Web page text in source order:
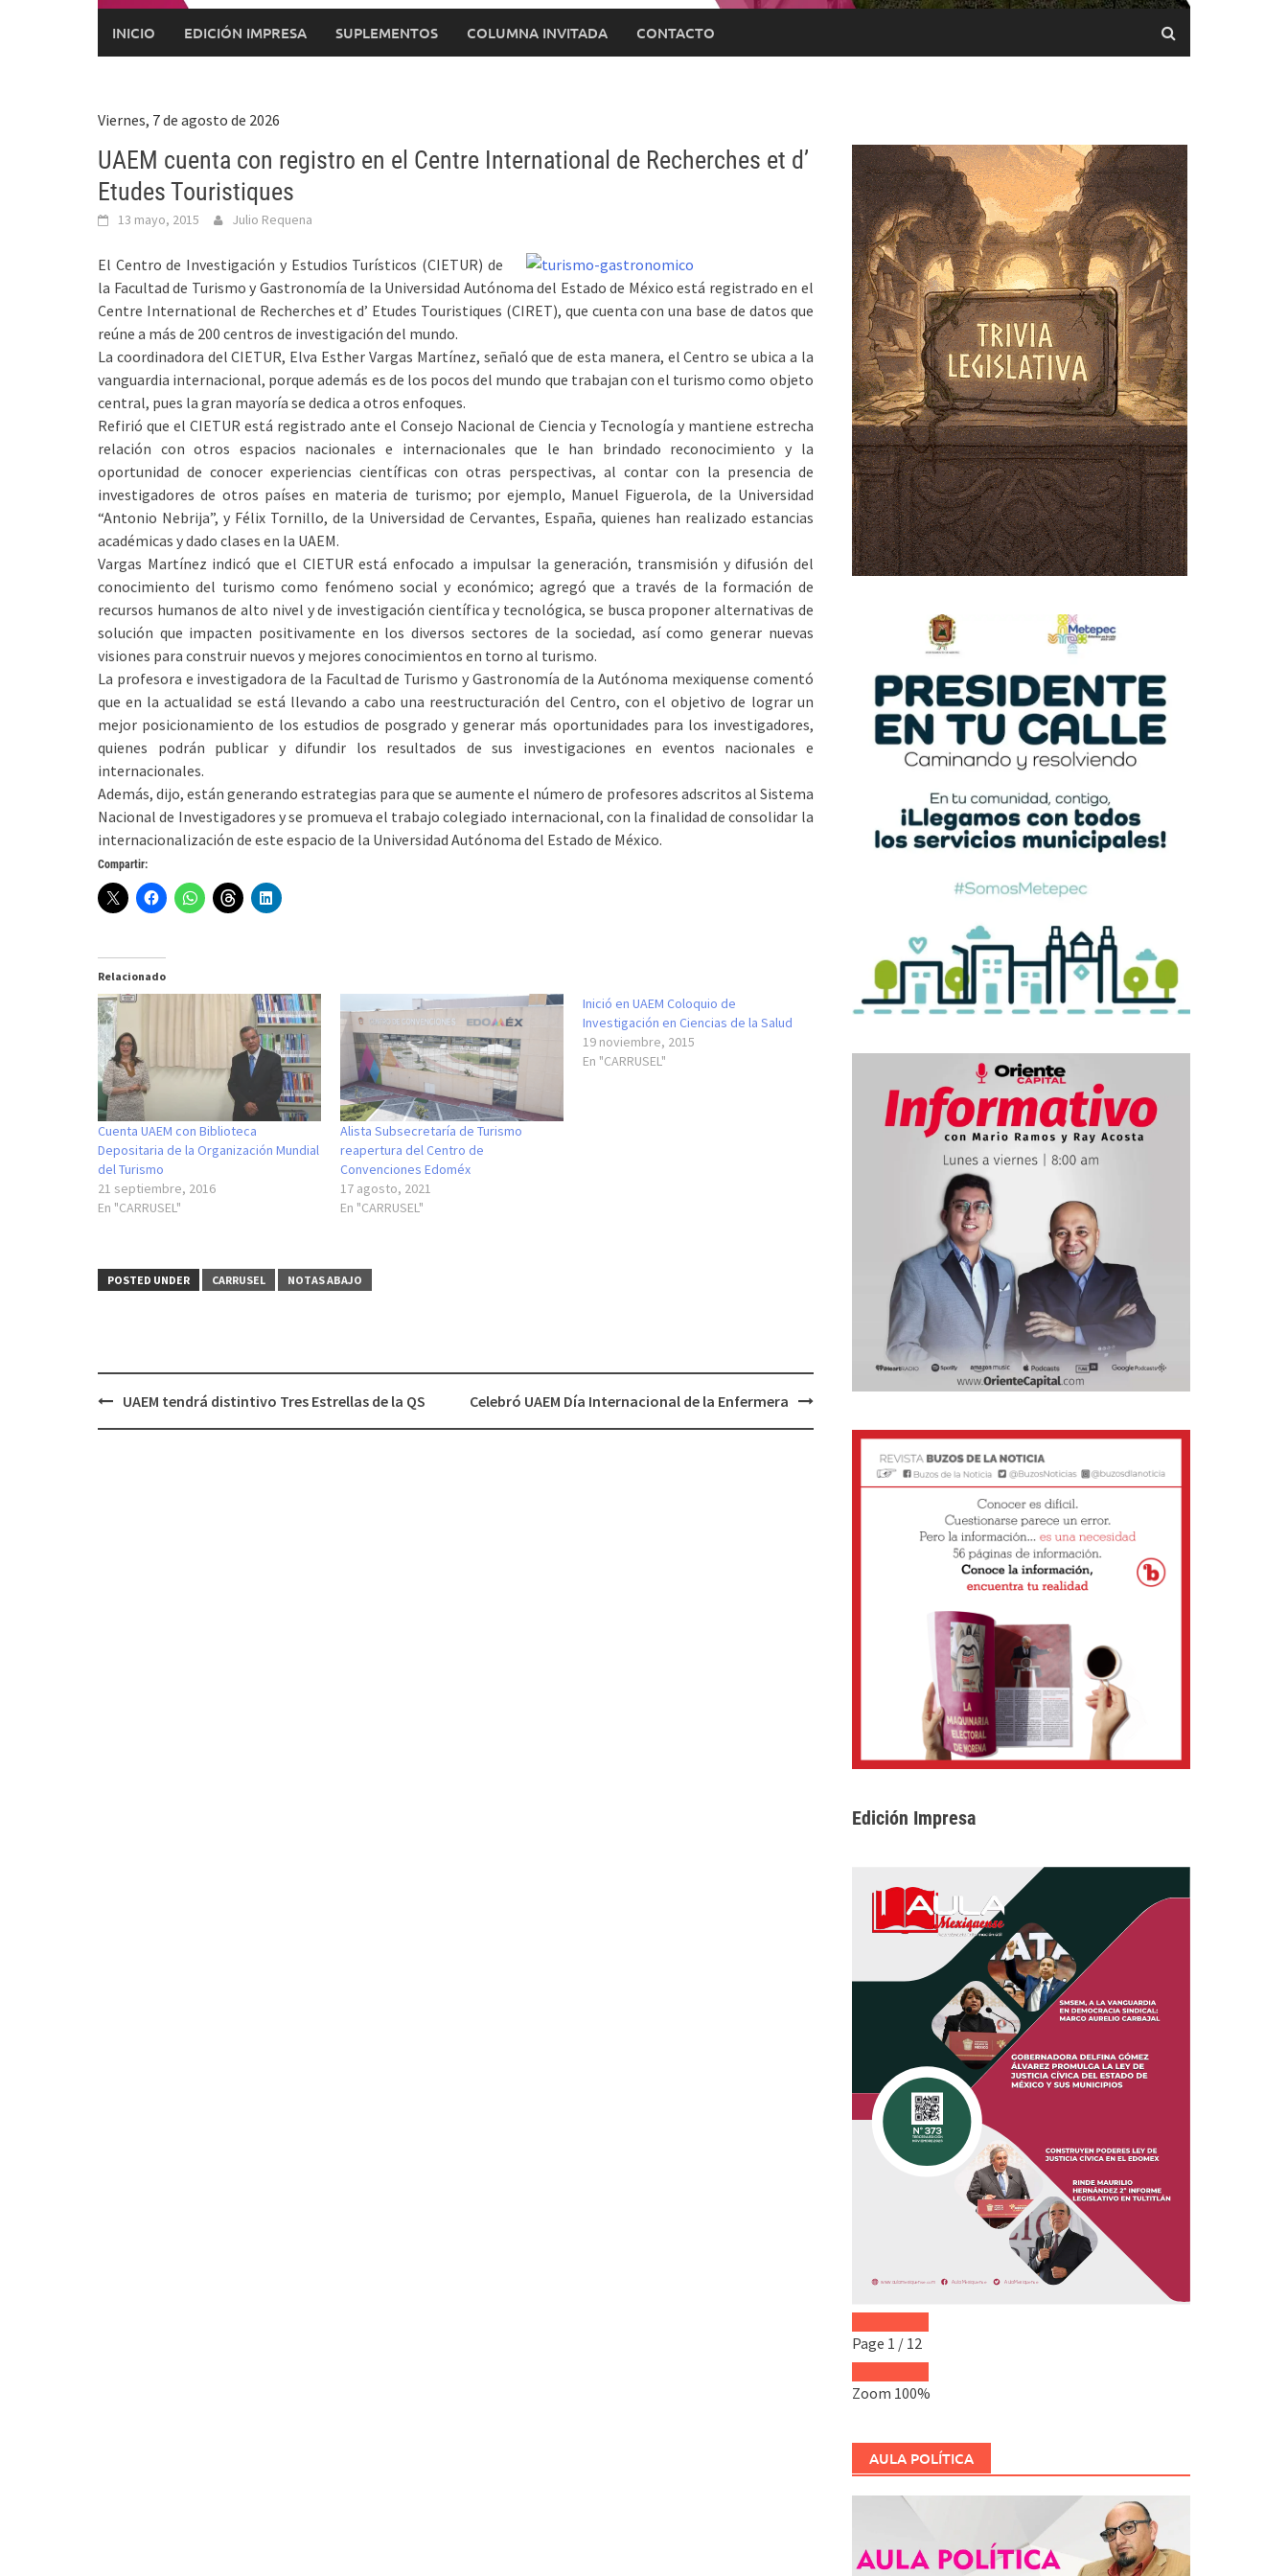
INICIO EDICIÓN IMPRESA SUPLEMENTOS COLUMNA INVITADA CONTACTO
Viernes, 7 de agosto de 2026
UAEM cuenta con registro en el Centre International de Recherches et d’
Etudes Touristiques
13 mayo, 2015 Julio Requena
El Centro de Investigación y Estudios Turísticos (CIETUR) de
la Facultad de Turismo y Gastronomía de la Universidad Autónoma del Estado de México está registrado en el
Centre International de Recherches et d’ Etudes Touristiques (CIRET), que cuenta con una base de datos que
reúne a más de 200 centros de investigación del mundo.
La coordinadora del CIETUR, Elva Esther Vargas Martínez, señaló que de esta manera, el Centro se ubica a la
vanguardia internacional, porque además es de los pocos del mundo que trabajan con el turismo como objeto
central, pues la gran mayoría se dedica a otros enfoques.
Refirió que el CIETUR está registrado ante el Consejo Nacional de Ciencia y Tecnología y mantiene estrecha
relación con otros espacios nacionales e internacionales que le han brindado reconocimiento y la
oportunidad de conocer experiencias científicas con otras perspectivas, al contar con la presencia de
investigadores de otros países en materia de turismo; por ejemplo, Manuel Figuerola, de la Universidad
“Antonio Nebrija”, y Félix Tornillo, de la Universidad de Cervantes, España, quienes han realizado estancias
académicas y dado clases en la UAEM.
Vargas Martínez indicó que el CIETUR está enfocado a impulsar la generación, transmisión y difusión del
conocimiento del turismo como fenómeno social y económico; agregó que a través de la formación de
recursos humanos de alto nivel y de investigación científica y tecnológica, se busca proponer alternativas de
solución que impacten positivamente en los diversos sectores de la sociedad, así como generar nuevas
visiones para construir nuevos y mejores conocimientos en torno al turismo.
La profesora e investigadora de la Facultad de Turismo y Gastronomía de la Autónoma mexiquense comentó
que en la actualidad se está llevando a cabo una reestructuración del Centro, con el objetivo de lograr un
mejor posicionamiento de los estudios de posgrado y generar más oportunidades para los investigadores,
quienes podrán publicar y difundir los resultados de sus investigaciones en eventos nacionales e
internacionales.
Además, dijo, están generando estrategias para que se aumente el número de profesores adscritos al Sistema
Nacional de Investigadores y se promueva el trabajo colegiado internacional, con la finalidad de consolidar la
internacionalización de este espacio de la Universidad Autónoma del Estado de México.
Compartir:
Relacionado
Cuenta UAEM con Biblioteca
Depositaria de la Organización Mundial
del Turismo
21 septiembre, 2016
En "CARRUSEL"
Alista Subsecretaría de Turismo
reapertura del Centro de
Convenciones Edoméx
17 agosto, 2021
En "CARRUSEL"
Inició en UAEM Coloquio de
Investigación en Ciencias de la Salud
19 noviembre, 2015
En "CARRUSEL"
POSTED UNDER CARRUSEL NOTAS ABAJO
PostUAEM tendrá distintivo Tres Estrellas de la QS Celebró UAEM Día Internacional de la Enfermera
Edición Impresa
Page 1 / 12
Zoom 100%
AULA POLÍTICA